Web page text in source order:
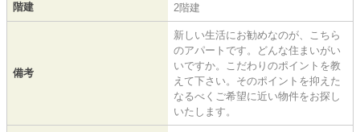
階建 2階建
備考
新しい生活にお勧めなのが、こちら
のアパートです。どんな住まいがい
いですか。こだわりのポイントを教
えて下さい。そのポイントを抑えた
なるべくご希望に近い物件をお探し
いたします。